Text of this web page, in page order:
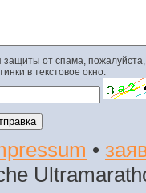
защиты от спама,
в текстовое окно:
•